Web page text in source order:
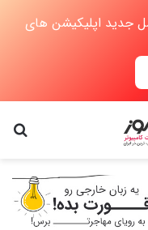
جدید اپلیکیشن های